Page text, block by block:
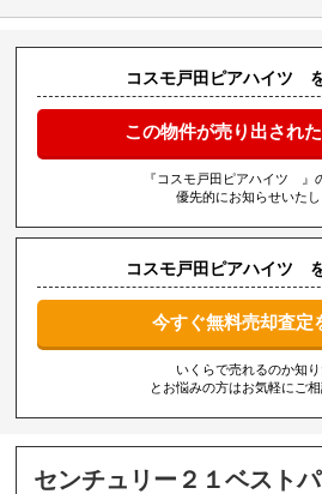
コスモ戸田ピアハイツ
この物件が売り出され
『コスモ戸田ピアハイツ 』
優先的にお知らせいたし
コスモ戸田ピアハイツ
今すぐ無料売却査定
いくらで売れるのか知り
とお悩みの方はお気軽にご相
センチュリー２１ベスト